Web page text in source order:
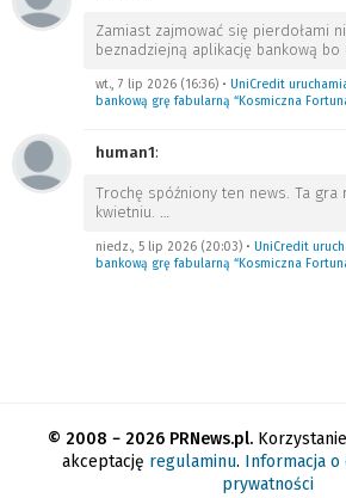
Zamiast zajmować się pierdołami
beznadziejną aplikację bankową
wt., 7 lip 2026 (16:36) • UniCredit
bankową grę fabularną “Kosmiczna
human1:
Trochę spóźniony ten news. Ta gra
kwietniu. …
niedz., 5 lip 2026 (20:03) • UniCredit
bankową grę fabularną “Kosmiczna
© 2008 − 2026 PRNews.pl.
akceptację regulaminu. Informacja o
prywatności